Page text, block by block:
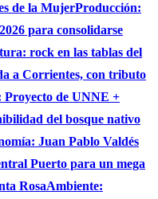
de la MujerProducción:
para consolidarse
rock en las tablas del
a Corrientes, con tributo
Proyecto de UNNE +
del bosque nativo
Juan Pablo Valdés
Puerto para un mega
RosaAmbiente: